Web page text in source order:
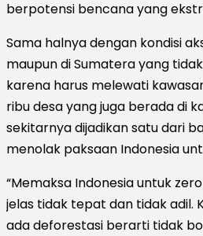
berpotensi bencana yang
Sama halnya dengan kondisi
maupun di Sumatera yang
karena harus melewati
ribu desa yang juga berada di
sekitarnya dijadikan satu dari
menolak paksaan Indonesia
“Memaksa Indonesia untuk
jelas tidak tepat dan tidak adil.
ada deforestasi berarti tidak